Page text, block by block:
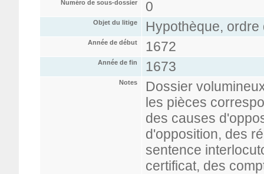
Numéro de sous-dossier 0
Objet du litige Hypothèque,
Année de début 1672
Année de fin 1673
Notes
Dossier
les pièces
des causes
d'opposition, des
sentence
certificat, des